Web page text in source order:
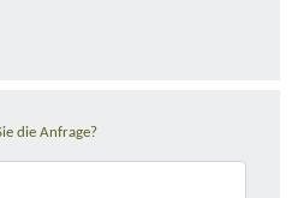
die Anfrage?